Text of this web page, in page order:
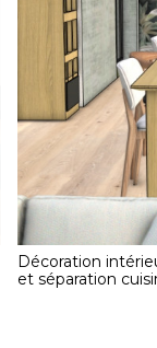
Décoration
et séparation